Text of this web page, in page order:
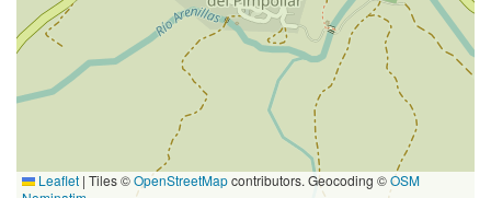
Leaflet | Tiles ©OpenStreetMapcontributors. Geocoding ©OSM